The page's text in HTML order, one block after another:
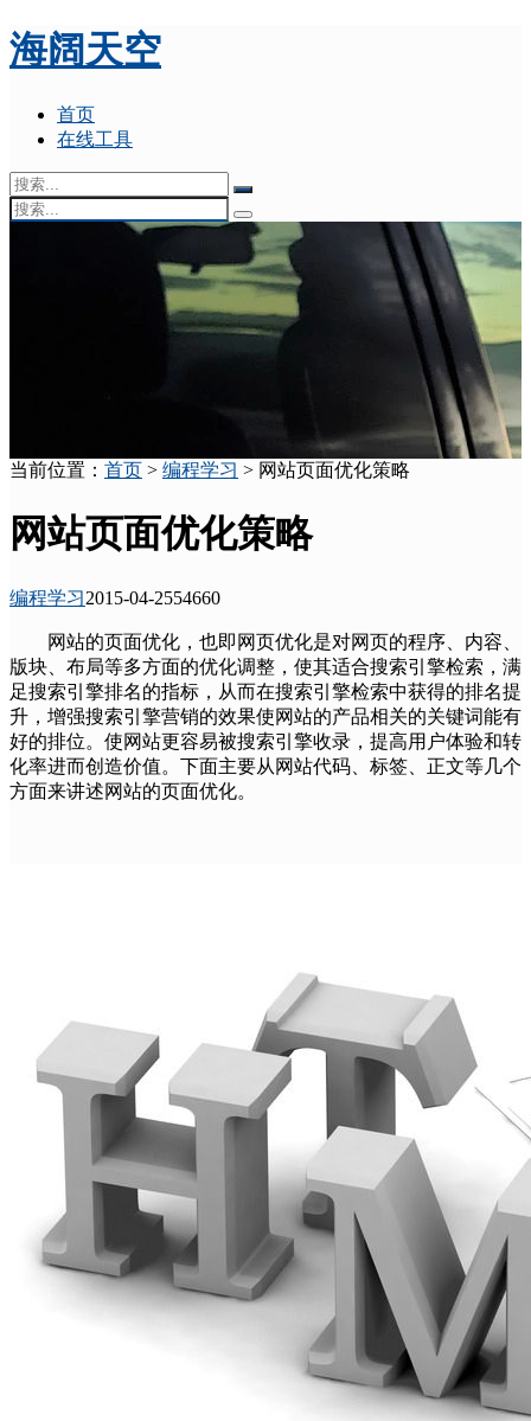
海阔天空
首页
在线工具
当前位置： 首页 > 编程学习 > 网站页面优化策略
网站页面优化策略
编程学习2015-04-2554660
网站的页面优化，也即网页优化是对网页的程序、内容、
版块、布局等多方面的优化调整，使其适合搜索引擎检索，满
足搜索引擎排名的指标，从而在搜索引擎检索中获得的排名提
升，增强搜索引擎营销的效果使网站的产品相关的关键词能有
好的排位。使网站更容易被搜索引擎收录，提高用户体验和转
化率进而创造价值。下面主要从网站代码、标签、正文等几个
方面来讲述网站的页面优化。